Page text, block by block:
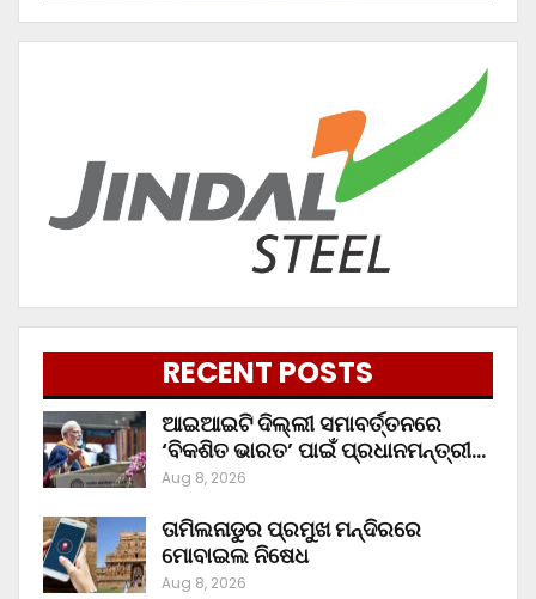
RECENT POSTS
ଆଇଆଇଟି ଦିଲ୍ଲୀ ସମାବର୍ତ୍ତନରେ
‘ବିକଶିତ ଭାରତ’ ପାଇଁ ପ୍ରଧାନମନ୍ତ୍ରୀ…
Aug 8, 2026
ତାମିଲନାଡୁର ପ୍ରମୁଖ ମନ୍ଦିରରେ
ମୋବାଇଲ ନିଷେଧ
Aug 8, 2026